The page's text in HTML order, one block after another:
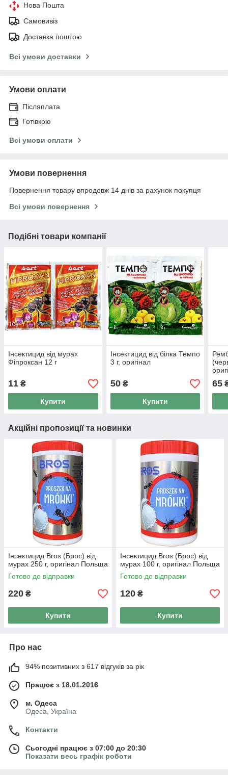
Нова Пошта
Самовивіз
Доставка поштою
Всі умови доставки
Умови оплати
Післяплата
Готівкою
Всі умови оплати
Умови повернення
Повернення товару впродовж 14 днів за рахунок покупця
Всі умови повернення
Подібні товари компанії
Інсектицид від мурах
Фіпроксан 12 г
11 ₴
Купити
Інсектицид від білка Темпо
3 г, оригінал
50₴
Купити
65
Акційні пропозиції та новинки
Інсектицид Bros (Брос) від
мурах 250 г, оригінал Польща
Готово до відправки
220 ₴
Купити
Інсектицид Bros (Брос) від
мурах 100 г, оригінал Польща
Готово до відправки
120 ₴
Купити
Про нас
94% позитивних з 617 відгуків за рік
Працює з 18.01.2016
м. Одеса
Одеса, Україна
Контакти
Сьогодні працює з 07:00 до 20:30
Показати весь графік роботи